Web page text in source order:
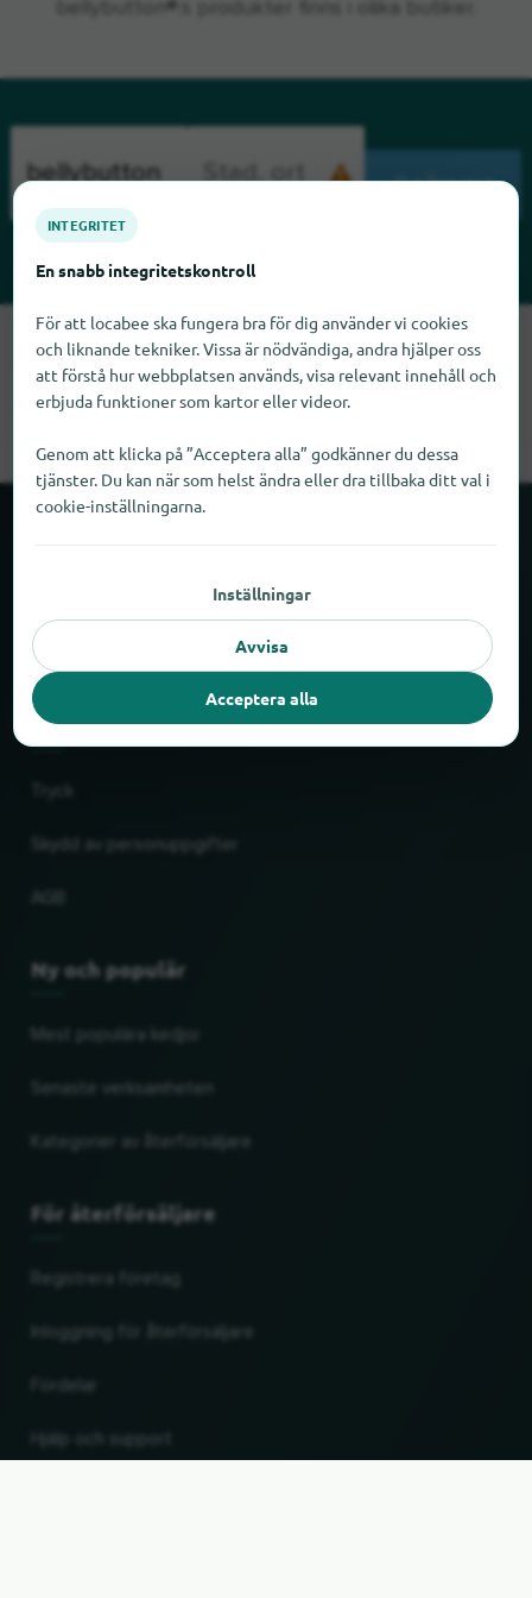
bellybutton®:s produkter finns i olika butiker.
SÖKNING
Tyvärr kan vi inte hitta bellybutton just nu. Om du vet var
bellybutton finns skulle vi bli glada om du meddelade oss det.
Om locabee
Partner
Rättslig
Ny och populär
Senaste verksamheten
Kategorier av återförsäljare
För återförsäljare
Inloggning för återförsäljare
Fördelar
INTEGRITET
En snabb integritetskontroll
För att locabee ska fungera bra för dig använder vi cookies
och liknande tekniker. Vissa är nödvändiga, andra hjälper oss
att förstå hur webbplatsen används, visa relevant innehåll och
erbjuda funktioner som kartor eller videor.
Genom att klicka på ”Acceptera alla” godkänner du dessa
tjänster. Du kan när som helst ändra eller dra tillbaka ditt val i
cookie-inställningarna.
Inställningar
Avvisa
Acceptera alla